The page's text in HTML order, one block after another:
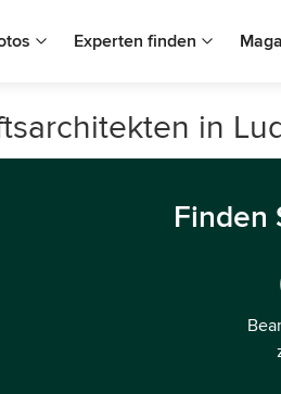
Experten finden
in
Finden